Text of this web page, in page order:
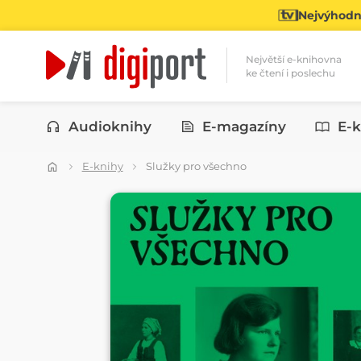
Největší e-knihovna
ke čtení i poslechu
Kategorie
Audioknihy E-magazíny E-
E-knihy Služky pro všechno